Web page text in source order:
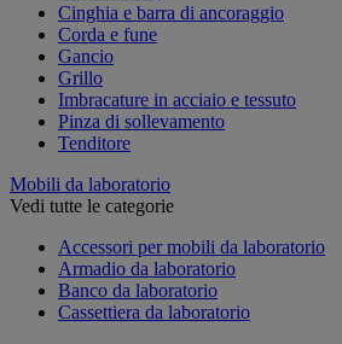
Cinghia e barra di ancoraggio
Corda e fune
Gancio
Grillo
Imbracature in acciaio e tessuto
Pinza di sollevamento
Tenditore
Mobili da laboratorio
Vedi tutte le categorie
Accessori per mobili da laboratorio
Armadio da laboratorio
Banco da laboratorio
Cassettiera da laboratorio